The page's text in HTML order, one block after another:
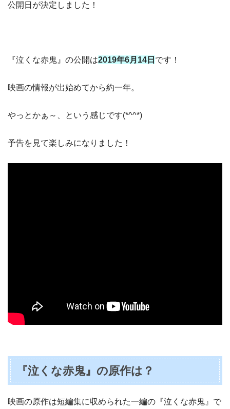
公開日が決定しました！
『泣くな赤鬼』の公開は2019年6月14日 です！
映画の情報が出始めてから約一年。
やっとかぁ～、という感じです(*^^*)
予告を見て楽しみになりました！
『泣くな赤鬼』の原作は？
映画の原作は短編集に収められた一編の『泣くな赤鬼』で